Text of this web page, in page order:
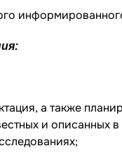
а также
и описанных